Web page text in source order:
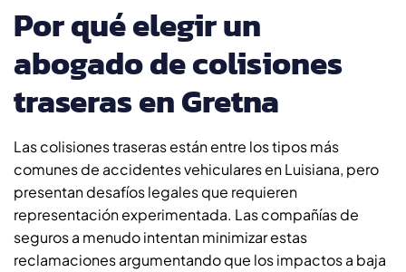
Por qué elegir un
abogado de colisiones
traseras en Gretna
Las colisiones traseras están entre los tipos más
comunes de accidentes vehiculares en Luisiana, pero
presentan desafíos legales que requieren
representación experimentada. Las compañías de
seguros a menudo intentan minimizar estas
reclamaciones argumentando que los impactos a baja